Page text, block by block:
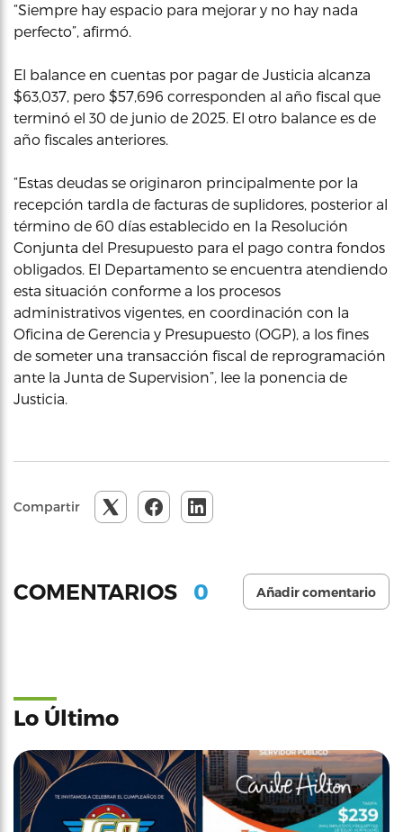
“Siempre hay espacio para mejorar y no hay nada
perfecto”, afirmó.
El balance en cuentas por pagar de Justicia alcanza
$63,037, pero $57,696 corresponden al año fiscal que
terminó el 30 de junio de 2025. El otro balance es de
año fiscales anteriores.
“Estas deudas se originaron principalmente por la
recepción tardIa de facturas de suplidores, posterior al
término de 60 días establecido en Ia Resolución
Conjunta del Presupuesto para el pago contra fondos
obligados. El Departamento se encuentra atendiendo
esta situación conforme a los procesos
administrativos vigentes, en coordinación con la
Oficina de Gerencia y Presupuesto (OGP), a los fines
de someter una transacción fiscal de reprogramación
ante la Junta de Supervision”, lee la ponencia de
Justicia.
Compartir
COMENTARIOS 0 Añadir comentario
Lo Último